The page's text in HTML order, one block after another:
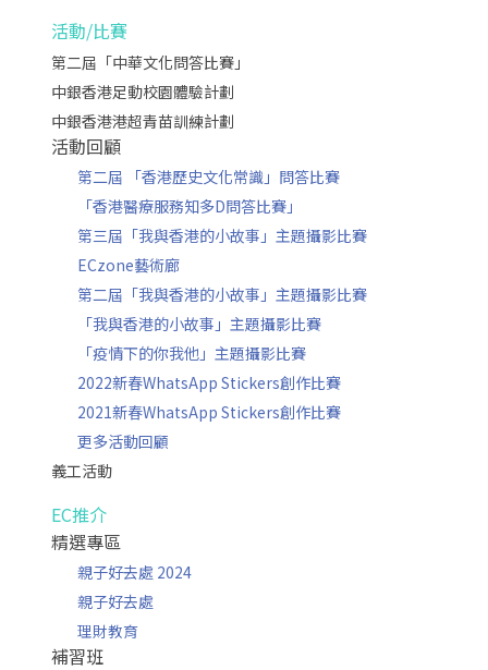
活動/比賽
第二屆「中華文化問答比賽」
中銀香港足動校園體驗計劃
中銀香港港超青苗訓練計劃
活動回顧
第二屆 「香港歷史文化常識」問答比賽
「香港醫療服務知多D問答比賽」
第三屆「我與香港的小故事」主題攝影比賽
ECzone藝術廊
第二屆「我與香港的小故事」主題攝影比賽
「我與香港的小故事」主題攝影比賽
「疫情下的你我他」主題攝影比賽
2022新春WhatsApp Stickers創作比賽
2021新春WhatsApp Stickers創作比賽
更多活動回顧
義工活動
EC推介
精選專區
親子好去處 2024
親子好去處
理財教育
補習班